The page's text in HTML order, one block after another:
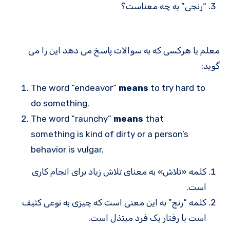
“رنجی” به چه معناست؟
معلم یا هرکسی که به سوالات پاسخ می دهد این را می
گوید:
The word “endeavor” means to try hard to
do something.
The word “raunchy” means that
something is kind of dirty or a person’s
behavior is vulgar.
کلمه «تلاش» به معنای تلاش زیاد برای انجام کاری
است.
کلمه “رنج” به این معنی است که چیزی به نوعی کثیف
است یا رفتار یک فرد مبتذل است.